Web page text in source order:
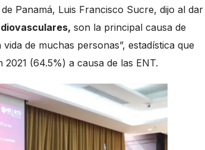
Panamá, Luis Francisco Sucre, dijo al
son la principal causa de
de muchas personas”, estadística que
(64.5%) a causa de las ENT.